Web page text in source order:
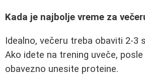
Kada je najbolje vreme za
Idealno, večeru treba obaviti 2-3
Ako idete na trening uveče,
obavezno unesite proteine.